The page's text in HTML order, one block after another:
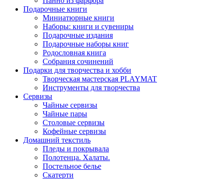
Подарочные книги
Миниатюрные книги
Наборы: книги и сувениры
Подарочные издания
Подарочные наборы книг
Родословная книга
Собрания сочинений
Подарки для творчества и хобби
Творческая мастерская PLAYMAT
Инструменты для творчества
Cервизы
Чайные сервизы
Чайные пары
Столовые сервизы
Кофейные сервизы
Домашний текстиль
Пледы и покрывала
Полотенца. Халаты.
Постельное белье
Скатерти